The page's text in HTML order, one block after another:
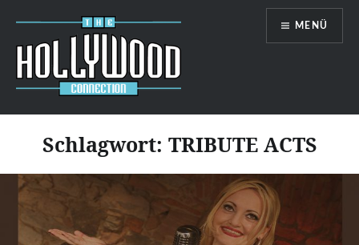
springen
Hollywood-Connection
MENÜ
Schlagwort: TRIBUTE ACTS